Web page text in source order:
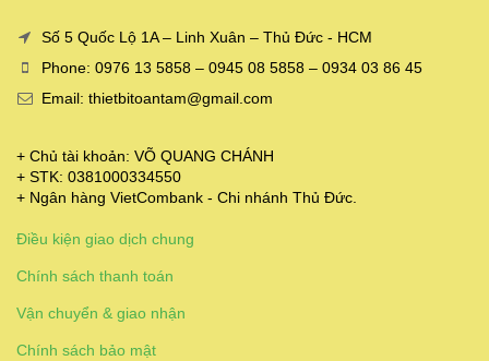
Số 5 Quốc Lộ 1A – Linh Xuân – Thủ Đức - HCM
Phone: 0976 13 5858 – 0945 08 5858 – 0934 03 86 45
Email: thietbitoantam@gmail.com
+ Chủ tài khoản: VÕ QUANG CHÁNH
+ STK: 0381000334550
+ Ngân hàng VietCombank - Chi nhánh Thủ Đức.
Điều kiện giao dịch chung
Chính sách thanh toán
Vận chuyển & giao nhận
Chính sách bảo mật